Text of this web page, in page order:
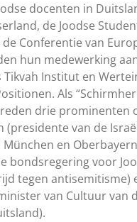
docenten in
de Joodse
Conferentie van
hun medewerking
Institut en
Als
drie prominenten
(presidente van de
en
bondsregering voor
tegen antisemitisme)
van Cultuur van